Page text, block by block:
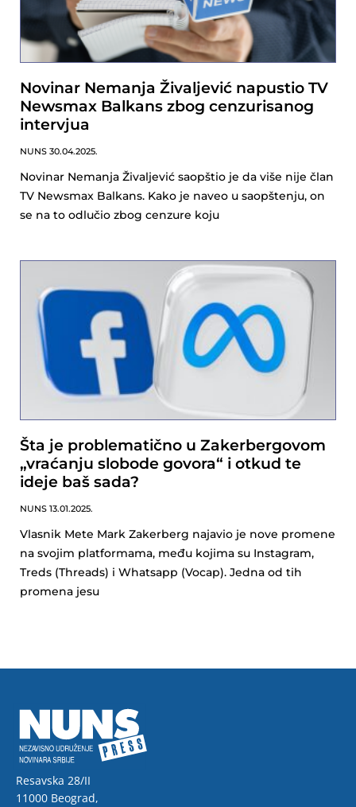
Novinar Nemanja Živaljević napustio TV
Newsmax Balkans zbog cenzurisanog
intervjua
NUNS 30.04.2025.
Novinar Nemanja Živaljević saopštio je da više nije član
TV Newsmax Balkans. Kako je naveo u saopštenju, on
se na to odlučio zbog cenzure koju
Šta je problematično u Zakerbergovom
„vraćanju slobode govora“ i otkud te
ideje baš sada?
NUNS 13.01.2025.
Vlasnik Mete Mark Zakerberg najavio je nove promene
na svojim platformama, među kojima su Instagram,
Treds (Threads) i Whatsapp (Vocap). Jedna od tih
promena jesu
Resavska 28/II
11000 Beograd,